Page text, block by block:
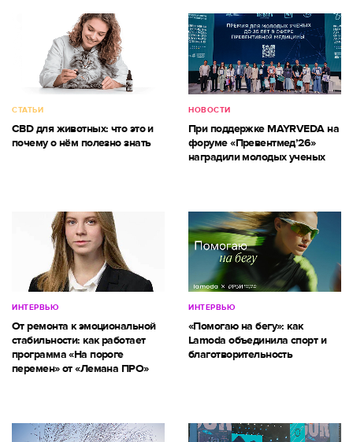
СТАТЬИ
CBD для животных: что это и
почему о нём полезно знать
НОВОСТИ
При поддержке MAYRVEDA на
форуме «Превентмед’26»
наградили молодых ученых
ИНТЕРВЬЮ
От ремонта к эмоциональной
стабильности: как работает
программа «На пороге
перемен» от «Лемана ПРО»
ИНТЕРВЬЮ
«Помогаю на бегу»: как
Lamoda объединила спорт и
благотворительность